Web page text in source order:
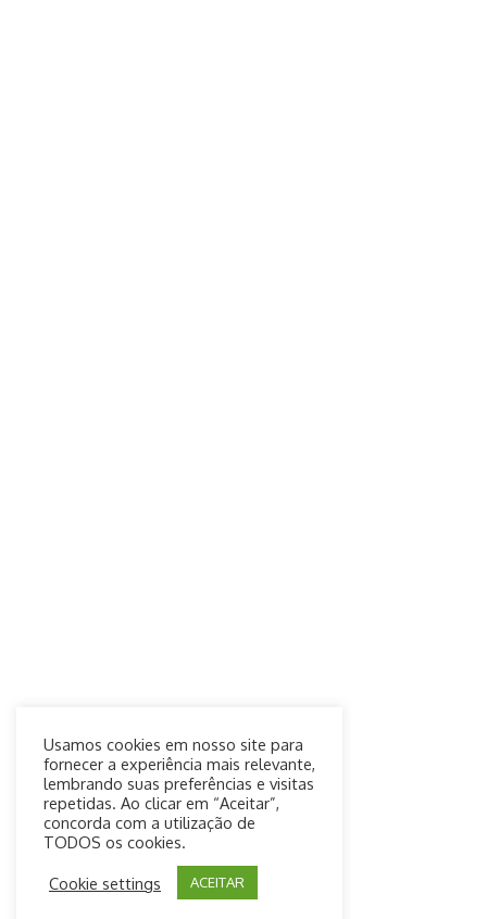
Usamos cookies em nosso site para
fornecer a experiência mais relevante,
lembrando suas preferências e visitas
repetidas. Ao clicar em “Aceitar”,
concorda com a utilização de
TODOS os cookies.
Cookie settings ACEITAR